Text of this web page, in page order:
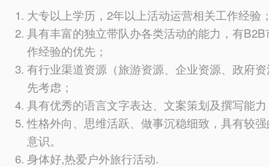
大专以上学历，2年以上活动运营相关工作经验
具有丰富的独立带队办各类活动的能力，有B2B
作经验的优先；
有行业渠道资源（旅游资源、企业资源、政府
先考虑；
具有优秀的语言文字表达、文案策划及撰写能
性格外向、思维活跃、做事沉稳细致，具有较
意识。
身体好,热爱户外旅行活动.